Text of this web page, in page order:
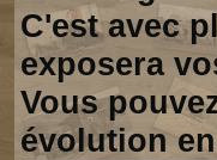
C'est avec
exposera
Vous
évolution